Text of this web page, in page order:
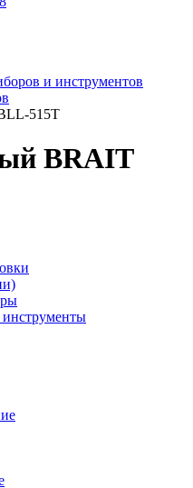
и инструментов
515T
BRAIT